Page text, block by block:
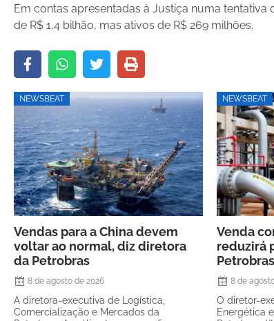
Em contas apresentadas à Justiça numa
de R$ 1,4 bilhão, mas ativos de R$ 269 milhões.
NEWSBEAT
Vendas para a China devem
voltar ao normal, diz diretora
da Petrobras
8 de agosto de 2026
A diretora-executiva de Logística,
Comercialização e Mercados da
NEWSBEAT
Venda
reduzirá
Petrobras
8 de
O diretor-
Energética